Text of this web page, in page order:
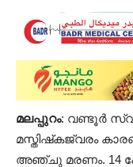
മലപ്പുറം: വണ്ടൂർ
മസ്തിഷ്‌കജ്വരം
അഞ്ചു മരണം. 14